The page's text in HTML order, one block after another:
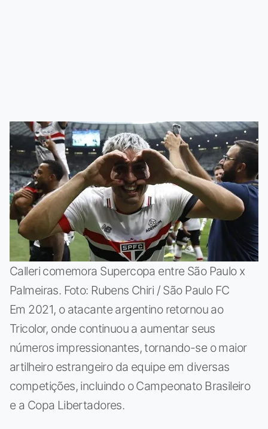
Calleri comemora Supercopa entre São Paulo x
Palmeiras. Foto: Rubens Chiri / São Paulo FC
Em 2021, o atacante argentino retornou ao
Tricolor, onde continuou a aumentar seus
números impressionantes, tornando-se o maior
artilheiro estrangeiro da equipe em diversas
competições, incluindo o Campeonato Brasileiro
e a Copa Libertadores.